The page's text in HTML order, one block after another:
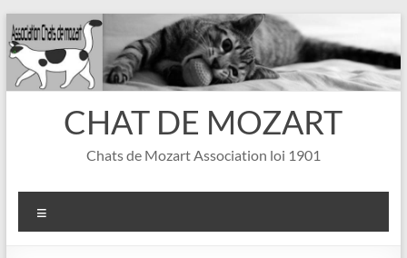
Aller
au
contenu
CHAT DE MOZART
Chats de Mozart Association loi 1901